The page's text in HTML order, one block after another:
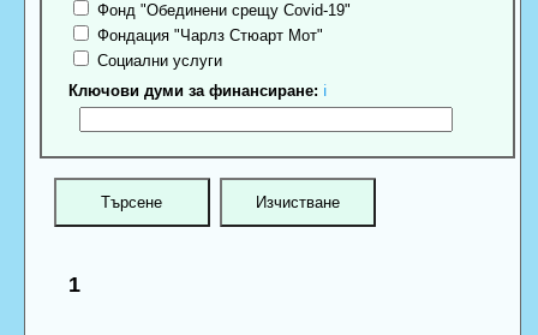
Фонд "Обединени срещу Covid-19"
Фондация "Чарлз Стюарт Мот"
Социални услуги
Ключови думи за финансиране: ℹ
1